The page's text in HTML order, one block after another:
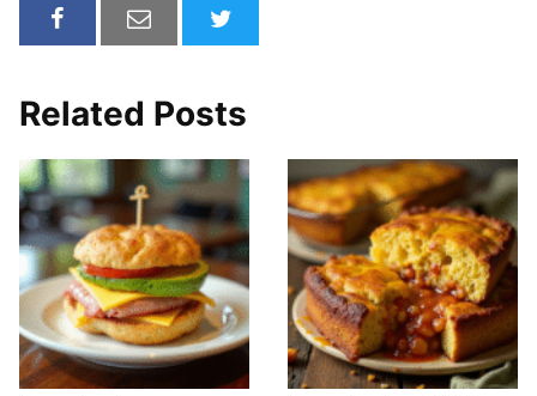
Related Posts